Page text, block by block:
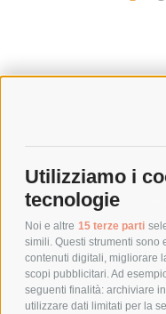
Utilizziamo i
tecnologie
Noi e altre 15 terze parti
simili. Questi strumenti sono
contenuti digitali, migliorare
scopi pubblicitari. Ad
seguenti finalità: archiviare
utilizzare dati limitati per la